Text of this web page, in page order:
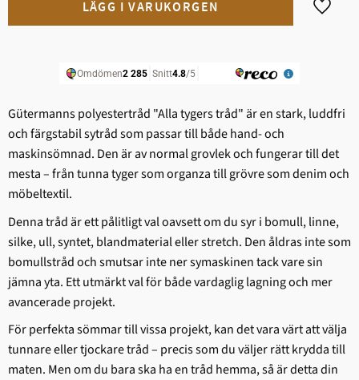
Lägg
Gütermanns polyestertråd "Alla tygers tråd" är en stark, ludd­fri
och färgstabil sytråd som passar till både hand- och
maskinsömnad. Den är av normal grovlek och fungerar till det
mesta – från tunna tyger som organza till grövre som denim och
möbeltextil.
Denna tråd är ett pålitligt val oavsett om du syr i bomull, linne,
silke, ull, syntet, blandmaterial eller stretch. Den åldras inte som
bomullstråd och smutsar inte ner symaskinen tack vare sin
jämna yta. Ett utmärkt val för både vardaglig lagning och mer
avancerade projekt.
För perfekta sömmar till vissa projekt, kan det vara värt att välja
tunnare eller tjockare tråd – precis som du väljer rätt krydda till
maten. Men om du bara ska ha en tråd hemma, så är detta din